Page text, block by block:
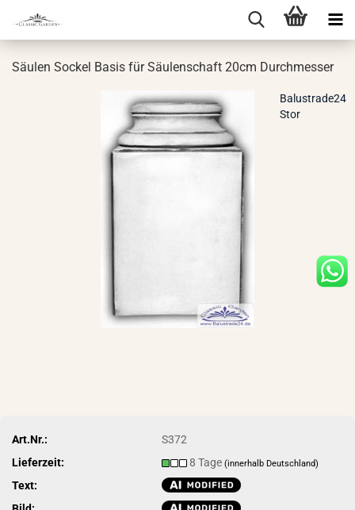
Säu­len So­ckel Basis für Säu­len­schaft 20cm Durch­mes­ser
Balustrade24
Stor
Art.Nr.:
S372
Lieferzeit:
8 Tage(innerhalb Deutschland)
Text: